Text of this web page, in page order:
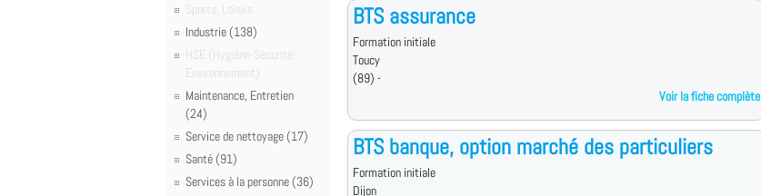
Sports, Loisirs
Industrie (138)
HSE (Hygiène-Sécurité-
Environnement)
Maintenance, Entretien
(24)
Service de nettoyage (17)
Santé (91)
Services à la personne (36)
BTS assurance
Formation initiale
Toucy
(89) -
Voir la fiche complète
BTS banque, option marché des particuliers
Formation initiale
Dijon